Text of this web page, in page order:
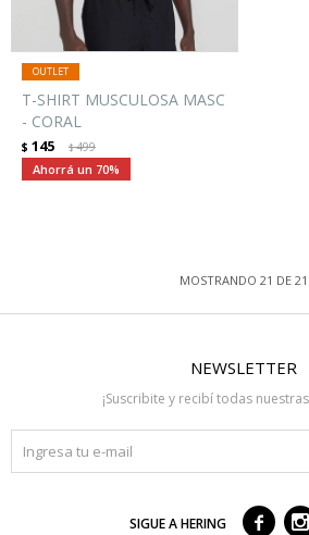
T-SHIRT MUSCULOSA MASC
- CORAL
$ 145 $499
70
MOSTRANDO 21 DE 21
NEWSLETTER
¡Suscribite y recibí todas
SIGUE A HERING  